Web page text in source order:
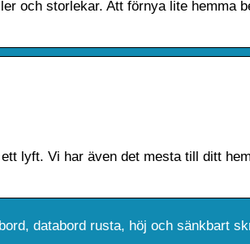
och storlekar. Att förnya lite hemma
lyft. Vi har även det mesta till ditt
databord rusta, höj och sänkbart